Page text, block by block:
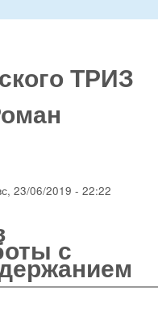
ТРИЗ
23/06/2019 - 22:22
с